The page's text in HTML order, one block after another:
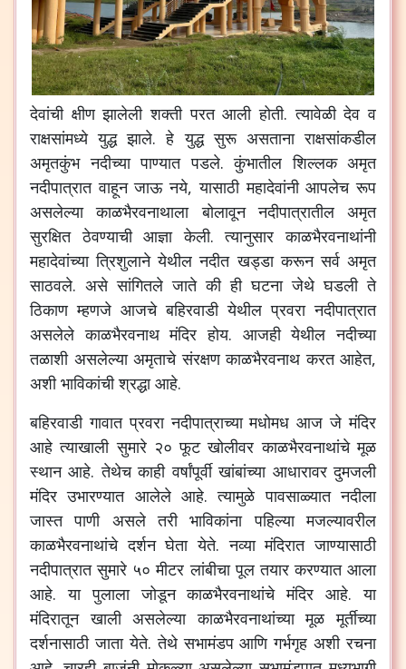
देवांची क्षीण झालेली शक्ती परत आली होती. त्यावेळी देव व
राक्षसांमध्ये युद्ध झाले. हे युद्ध सुरू असताना राक्षसांकडील
अमृतकुंभ नदीच्या पाण्यात पडले. कुंभातील शिल्लक अमृत
नदीपात्रात वाहून जाऊ नये, यासाठी महादेवांनी आपलेच रूप
असलेल्या काळभैरवनाथाला बोलावून नदीपात्रातील अमृत
सुरक्षित ठेवण्याची आज्ञा केली. त्यानुसार काळभैरवनाथांनी
महादेवांच्या त्रिशुलाने येथील नदीत खड्डा करून सर्व अमृत
साठवले. असे सांगितले जाते की ही घटना जेथे घडली ते
ठिकाण म्हणजे आजचे बहिरवाडी येथील प्रवरा नदीपात्रात
असलेले काळभैरवनाथ मंदिर होय. आजही येथील नदीच्या
तळाशी असलेल्या अमृताचे संरक्षण काळभैरवनाथ करत आहेत,
अशी भाविकांची श्रद्धा आहे.
बहिरवाडी गावात प्रवरा नदीपात्राच्या मधोमध आज जे मंदिर
आहे त्याखाली सुमारे २० फूट खोलीवर काळभैरवनाथांचे मूळ
स्थान आहे. तेथेच काही वर्षांपूर्वी खांबांच्या आधारावर दुमजली
मंदिर उभारण्यात आलेले आहे. त्यामुळे पावसाळ्यात नदीला
जास्त पाणी असले तरी भाविकांना पहिल्या मजल्यावरील
काळभैरवनाथांचे दर्शन घेता येते. नव्या मंदिरात जाण्यासाठी
नदीपात्रात सुमारे ५० मीटर लांबीचा पूल तयार करण्यात आला
आहे. या पुलाला जोडून काळभैरवनाथांचे मंदिर आहे. या
मंदिरातून खाली असलेल्या काळभैरवनाथांच्या मूळ मूर्तीच्या
दर्शनासाठी जाता येते. तेथे सभामंडप आणि गर्भगृह अशी रचना